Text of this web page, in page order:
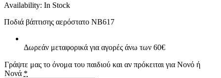
Availability: In Stock
Ποδιά βάπτισης αερόστατο ΝΒ617
Δωρεάν μεταφορικά για αγορές άνω των 60€
Γράψτε μας το όνομα του παιδιού και αν πρόκειται για Νονό ή
Νονά *